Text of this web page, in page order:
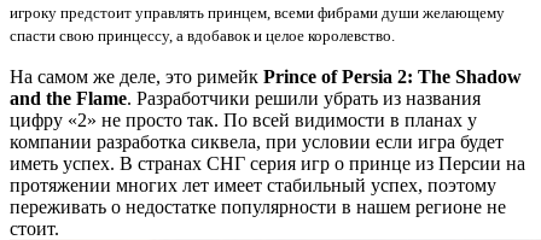
игроку предстоит управлять принцем, всеми фибрами души желающему
спасти свою принцессу, а вдобавок и целое королевство.
На самом же деле, это римейк Prince of Persia 2: The Shadow
and the Flame. Разработчики решили убрать из названия
цифру «2» не просто так. По всей видимости в планах у
компании разработка сиквела, при условии если игра будет
иметь успех. В странах СНГ серия игр о принце из Персии на
протяжении многих лет имеет стабильный успех, поэтому
переживать о недостатке популярности в нашем регионе не
стоит.